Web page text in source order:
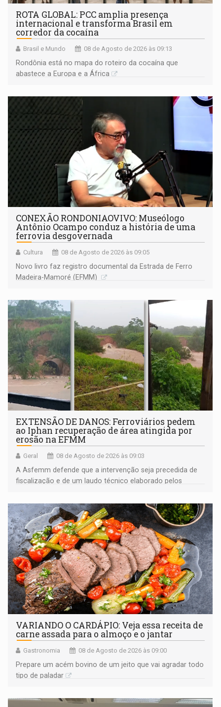
ROTA GLOBAL: PCC amplia presença
internacional e transforma Brasil em
corredor da cocaína
Brasil e Mundo 08 de Agosto de 2026 às 09:13
Rondônia está no mapa do roteiro da cocaína que
abastece a Europa e a África
CONEXÃO RONDONIAOVIVO: Museólogo
Antônio Ocampo conduz a história de uma
ferrovia desgovernada
Cultura 08 de Agosto de 2026 às 09:05
Novo livro faz registro documental da Estrada de Ferro
Madeira-Mamoré (EFMM)
EXTENSÃO DE DANOS: Ferroviários pedem
ao Iphan recuperação de área atingida por
erosão na EFMM
Geral 08 de Agosto de 2026 às 09:03
A Asfemm defende que a intervenção seja precedida de
fiscalização e de um laudo técnico elaborado pelos
VARIANDO O CARDÁPIO: Veja essa receita de
carne assada para o almoço e o jantar
Gastronomia 08 de Agosto de 2026 às 09:00
Prepare um acém bovino de um jeito que vai agradar todo
tipo de paladar